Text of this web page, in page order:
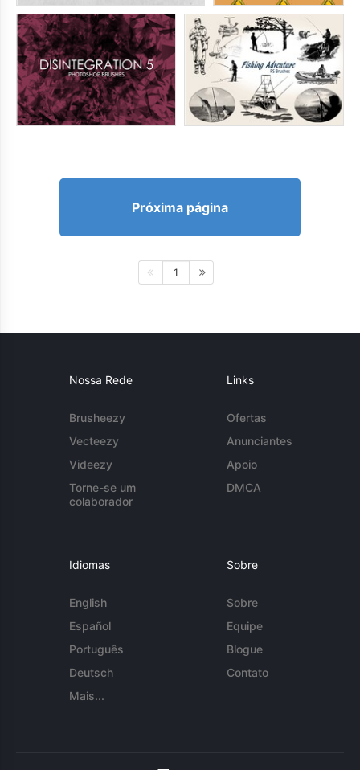
Próxima página
1
Nossa Rede
Brusheezy
Vecteezy
Videezy
Torne-se um
colaborador
Links
Ofertas
Anunciantes
Apoio
DMCA
Idiomas
English
Español
Português
Deutsch
Mais...
Sobre
Sobre
Equipe
Blogue
Contato